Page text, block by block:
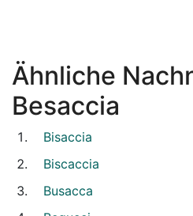
Ähnliche
Besaccia
Bisaccia
Biscaccia
Busacca